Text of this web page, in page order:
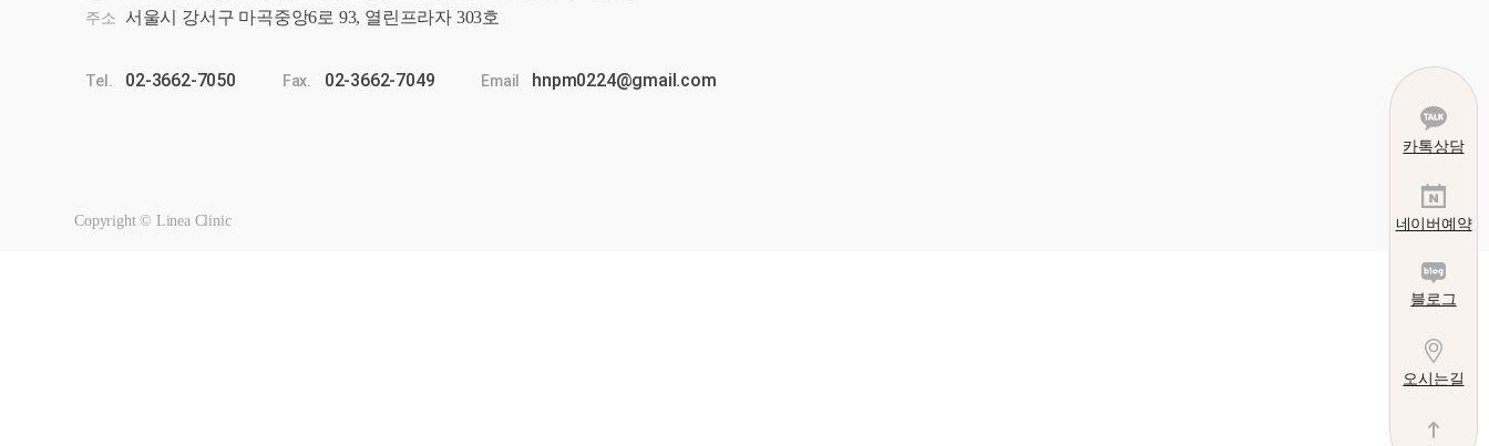
카톡상담
네이버예약
블로그
오시는길
주소 서울시 강서구 마곡중앙6로 93, 열린프라자 303호
Tel. 02-3662-7050 Fax. 02-3662-7049 Email hnpm0224@gmail.com
Copyright © Linea Clinic